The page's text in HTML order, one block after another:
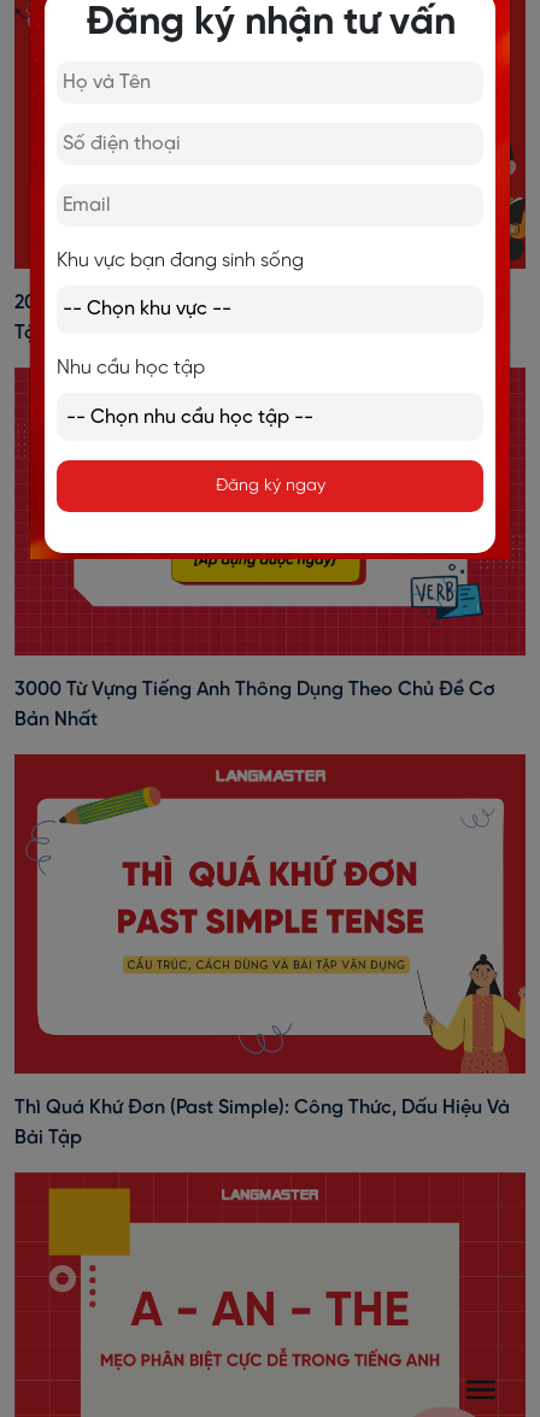
20+ Cách Đánh Trọng Âm Tiếng Anh Dễ Nhớ, Kèm Bài
Tập Vận Dụng
3000 Từ Vựng Tiếng Anh Thông Dụng Theo Chủ Đề Cơ
Bản Nhất
Thì Quá Khứ Đơn (past Simple): Công Thức, Dấu Hiệu Và
Bài Tập
Đăng ký nhận tư vấn
Khu vực bạn đang sinh sống
Nhu cầu học tập
Đăng ký ngay